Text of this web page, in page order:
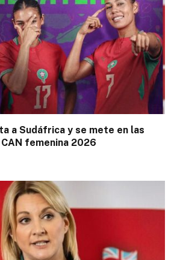
a Sudáfrica y se mete en las
femenina 2026